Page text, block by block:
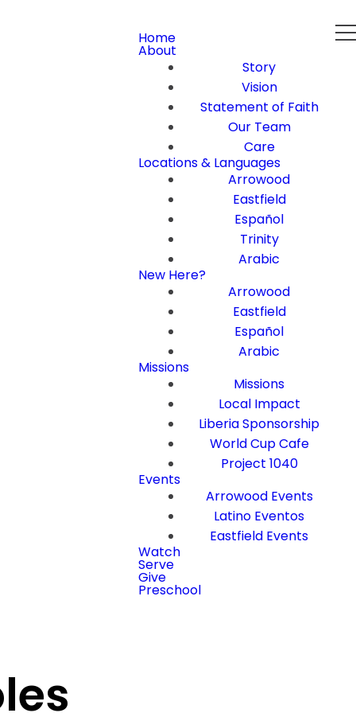
Home
About
Story
Vision
Statement of Faith
Our Team
Care
Locations & Languages
Arrowood
Eastfield
Español
Trinity
Arabic
New Here?
Arrowood
Eastfield
Español
Arabic
Missions
Missions
Local Impact
Liberia Sponsorship
World Cup Cafe
Project 1040
Events
Arrowood Events
Latino Eventos
Eastfield Events
Watch
Serve
Give
Preschool